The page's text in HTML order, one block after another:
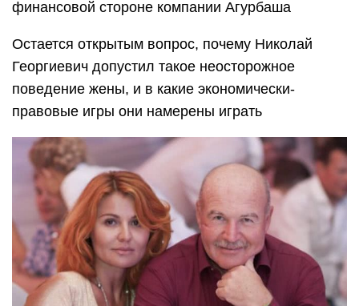
финансовой стороне компании Агурбаша
Остается открытым вопрос, почему Николай
Георгиевич допустил такое неосторожное
поведение жены, и в какие экономически-
правовые игры они намерены играть